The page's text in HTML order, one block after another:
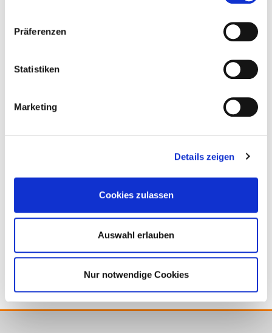
Präferenzen
Statistiken
Marketing
Details zeigen
Cookies zulassen
Auswahl erlauben
Nur notwendige Cookies
Screw Stop